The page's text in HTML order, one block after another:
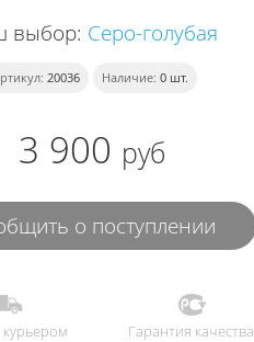
выбор: Серо-голубая
20036 Наличие: 0шт.
3 900 руб
о поступлении
курьером Гарантия качества